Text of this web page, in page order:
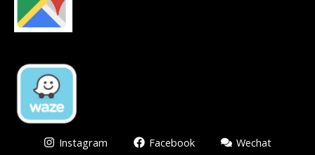
Instagram Facebook Wechat